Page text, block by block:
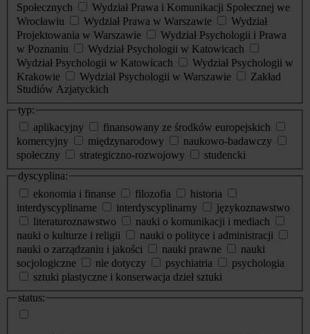
Społecznych
Wydział Prawa i Komunikacji Społecznej we
Wrocławiu
Wydział Prawa w Warszawie
Wydział
Projektowania w Warszawie
Wydział Psychologii i Prawa
w Poznaniu
Wydział Psychologii w Katowicach
Wydział Psychologii w Katowicach
Wydział Psychologii w
Krakowie
Wydział Psychologii w Warszawie
Zakład
Studiów Azjatyckich
typ:
aplikacyjny
finansowany ze środków europejskich
komercyjny
międzynarodowy
naukowo-badawczy
społeczny
strategiczno-rozwojowy
studencki
dyscyplina:
ekonomia i finanse
filozofia
historia
interdyscyplinarne
interdyscyplinarny
językoznawstwo
literaturoznawstwo
nauki o komunikacji i mediach
nauki o kulturze i religii
nauki o polityce i administracji
nauki o zarządzaniu i jakości
nauki prawne
nauki
socjologiczne
nie dotyczy psychiatria
psychologia
sztuki plastyczne i konserwacja dzieł sztuki
status: